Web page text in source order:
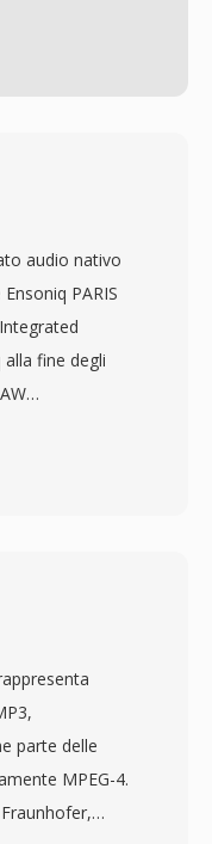
audio nativo
PARIS
fine degli
un
bit e
la
lossy. PAF
—
seguita da dati
parte delle
MPEG-4.